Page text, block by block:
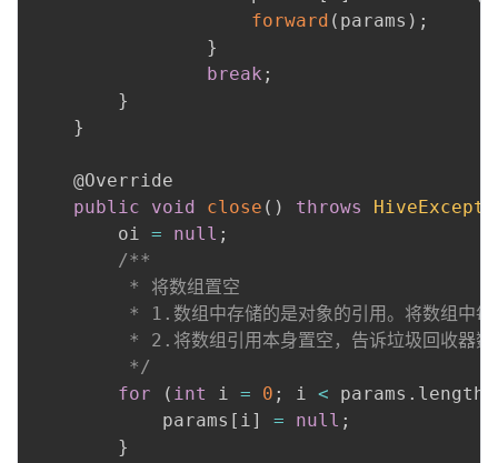
forward ( params ) ;
}
break ;
}
}
@Override
public
void close ( ) throws
        oi
= null ;
/**
         * 将数组置空
* 1.数组中存储的是对象的引用。将数组中每
* 2.将数组引用本身置空，告诉垃圾回收器数
         */
for
( int i = 0 ; i < params . length
            params
[ i] = null ;
}